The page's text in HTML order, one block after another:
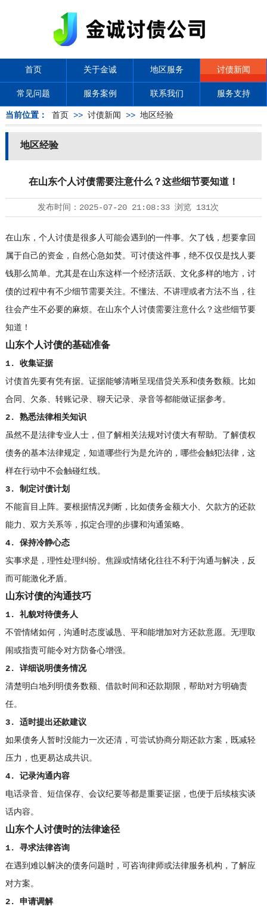
首页 关于金诚 地区服务 讨债新闻
常见问题 服务案例 联系我们 服务支持
当前位置： 首页 >> 讨债新闻 >> 地区经验
地区经验
在山东个人讨债需要注意什么？这些细节要知道！
发布时间： 2025-07-20 21:08:33浏览 131次
在山东，个人讨债是很多人可能会遇到的一件事。欠了钱，想要拿回
属于自己的资金，自然心急如焚。可讨债这件事，绝不仅仅是找人要
钱那么简单。尤其是在山东这样一个经济活跃、文化多样的地方，讨
债的过程中有不少细节需要关注。不懂法、不讲理或者方法不当，往
往会产生不必要的麻烦。在山东个人讨债需要注意什么？这些细节要
知道！
山东个人讨债的基础准备
1. 收集证据
讨债首先要有凭有据。证据能够清晰呈现借贷关系和债务数额。比如
合同、欠条、转账记录、聊天记录、录音等都能做证据参考。
2. 熟悉法律相关知识
虽然不是法律专业人士，但了解相关法规对讨债大有帮助。了解债权
债务的基本法律规定，知道哪些行为是允许的，哪些会触犯法律，这
样在行动中不会触碰红线。
3. 制定讨债计划
不能盲目上阵。要根据情况判断，比如债务金额大小、欠款方的还款
能力、双方关系等，拟定合理的步骤和沟通策略。
4. 保持冷静心态
实事求是，理性处理纠纷。焦躁或情绪化往往不利于沟通与解决，反
而可能激化矛盾。
山东讨债的沟通技巧
1. 礼貌对待债务人
不管情绪如何，沟通时态度诚恳、平和能增加对方还款意愿。无理取
闹或指责可能令对方防备心增强。
2. 详细说明债务情况
清楚明白地列明债务数额、借款时间和还款期限，帮助对方明确责
任。
3. 适时提出还款建议
如果债务人暂时没能力一次还清，可尝试协商分期还款方案，既减轻
压力，也更易达成共识。
4. 记录沟通内容
电话录音、短信保存、会议纪要等都是重要证据，也便于后续核实谈
话内容。
山东个人讨债时的法律途径
1. 寻求法律咨询
在遇到难以解决的债务问题时，可咨询律师或法律服务机构，了解应
对方案。
2. 申请调解